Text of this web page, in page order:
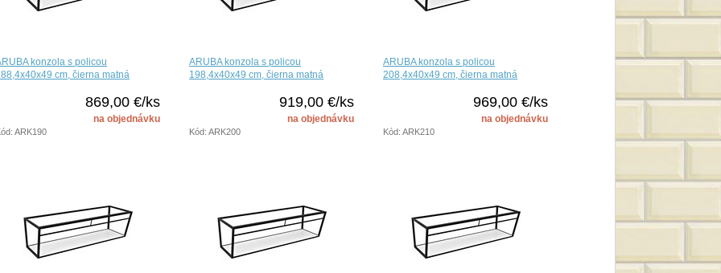
konzola s policou
cm, čierna matná
869,00 €/ks
na objednávku
ARK190
ARUBA konzola s policou
198,4x40x49 cm, čierna matná
919,00 €/ks
na objednávku
Kód: ARK200
ARUBA konzola s policou
208,4x40x49 cm, čierna matná
969,00 €/ks
na objednávku
Kód: ARK210